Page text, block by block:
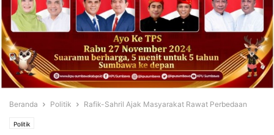
Beranda Politik Rafik-Sahril Ajak Masyarakat Rawat Perbedaan
Politik